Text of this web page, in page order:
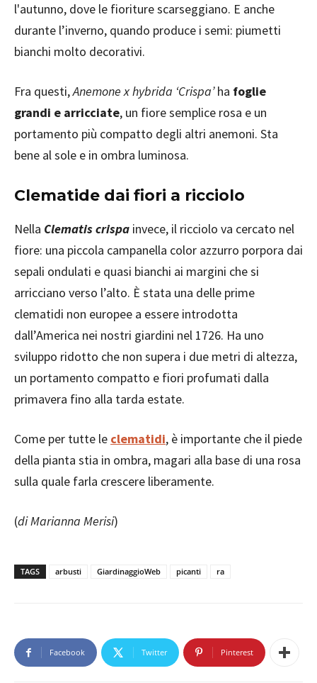
l'autunno, dove le fioriture scarseggiano. E anche
durante l’inverno, quando produce i semi: piumetti
bianchi molto decorativi.
Fra questi,Anemone x hybrida ‘Crispa’ha foglie
grandi e arricciate, un fiore semplice rosa e un
portamento più compatto degli altri anemoni. Sta
bene al sole e in ombra luminosa.
Clematide dai fiori a ricciolo
Nella Clematiscrispa invece, il ricciolo va cercato nel
fiore: una piccola campanella color azzurro porpora dai
sepali ondulati e quasi bianchi ai margini che si
arricciano verso l’alto. È stata una delle prime
clematidi non europee a essere introdotta
dall’America nei nostri giardini nel 1726. Ha uno
sviluppo ridotto che non supera i due metri di altezza,
un portamento compatto e fiori profumati dalla
primavera fino alla tarda estate.
Come per tutte le clematidi, è importante che il piede
della pianta stia in ombra, magari alla base di una rosa
sulla quale farla crescere liberamente.
(di Marianna Merisi)
TAGS arbusti GiardinaggioWeb picanti ra
Facebook Twitter Pinterest